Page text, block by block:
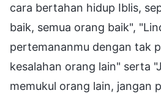
cara bertahan hidup Iblis,
baik, semua orang baik",
pertemananmu dengan tak
kesalahan orang lain" serta
memukul orang lain, jangan